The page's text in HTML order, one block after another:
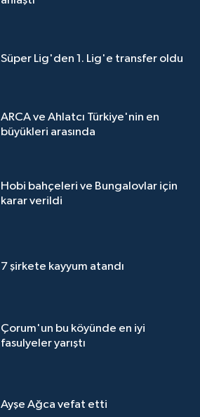
Süper Lig'den 1. Lig'e transfer oldu
ARCA ve Ahlatcı Türkiye'nin en
büyükleri arasında
Hobi bahçeleri ve Bungalovlar için
karar verildi
7 şirkete kayyum atandı
Çorum'un bu köyünde en iyi
fasulyeler yarıştı
Ayşe Ağca vefat etti